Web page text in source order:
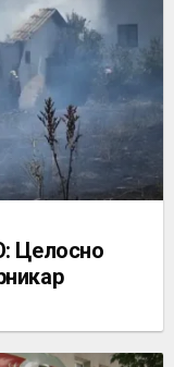
Целосно